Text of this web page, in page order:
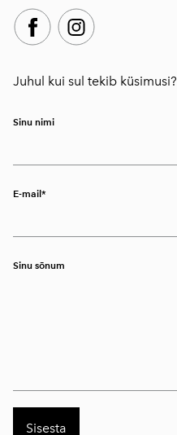
Juhul kui sul tekib küsimusi?
Sinu nimi
E-mail
Sinu sõnum